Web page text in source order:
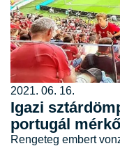
2021. 06. 16.
Igazi
portugál
Rengeteg embert